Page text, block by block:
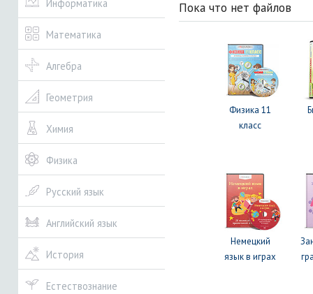
Информатика
Математика
Алгебра
Геометрия
Химия
Физика
Русский язык
Английский язык
История
Естествознание
Пока что нет файлов
Физика 11
класс
Немецкий
язык в играх